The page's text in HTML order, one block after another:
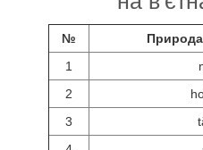
№
1
2
3